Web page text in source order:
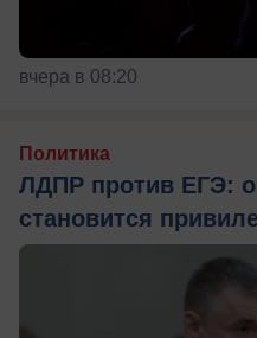
вчера в 08:20
Политика
ЛДПР против ЕГЭ:
становится